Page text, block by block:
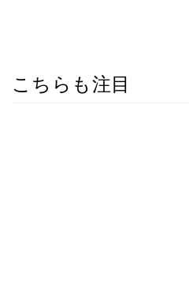
こちらも注目